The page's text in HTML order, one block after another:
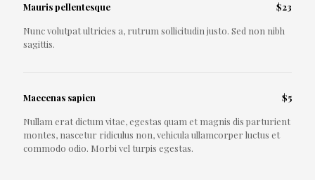
Mauris pellentesque
$23
Nunc volutpat ultricies a, rutrum sollicitudin justo. Sed non nibh
sagittis.
Maecenas sapien
$5
Nullam erat dictum vitae, egestas quam et magnis dis parturient
montes, nascetur ridiculus non, vehicula ullamcorper luctus et
commodo odio. Morbi vel turpis egestas.